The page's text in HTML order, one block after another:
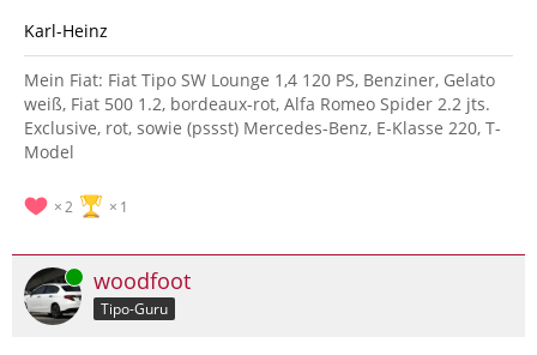
Karl-Heinz
Mein Fiat: Fiat Tipo SW Lounge 1,4 120 PS, Benziner, Gelato
weiß, Fiat 500 1.2, bordeaux-rot, Alfa Romeo Spider 2.2 jts.
Exclusive, rot, sowie (pssst) Mercedes-Benz, E-Klasse 220, T-
Model
2 1
Online woodfoot
Tipo-Guru